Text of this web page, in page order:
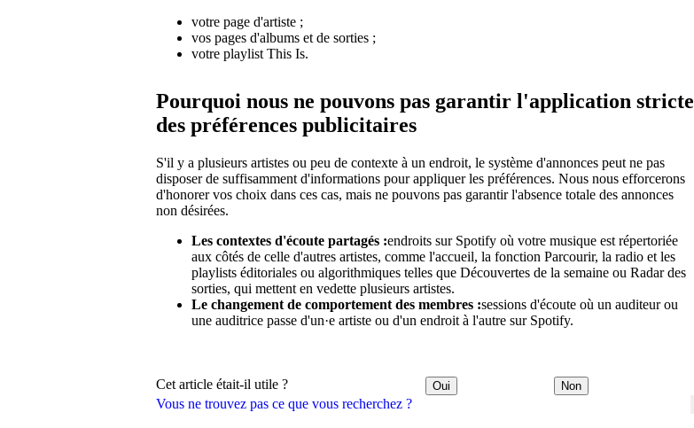
Vous ne trouvez pas ce que vous recherchez ?
votre page d'artiste ;
vos pages d'albums et de sorties ;
votre playlist This Is.
Pourquoi nous ne pouvons pas garantir l'application stricte
des préférences publicitaires
S'il y a plusieurs artistes ou peu de contexte à un endroit, le système d'annonces peut ne pas
disposer de suffisamment d'informations pour appliquer les préférences. Nous nous efforcerons
d'honorer vos choix dans ces cas, mais ne pouvons pas garantir l'absence totale des annonces
non désirées.
Les contextes d'écoute partagés :endroits sur Spotify où votre musique est répertoriée
aux côtés de celle d'autres artistes, comme l'accueil, la fonction Parcourir, la radio et les
playlists éditoriales ou algorithmiques telles que Découvertes de la semaine ou Radar des
sorties, qui mettent en vedette plusieurs artistes.
Le changement de comportement des membres :sessions d'écoute où un auditeur ou
une auditrice passe d'un·e artiste ou d'un endroit à l'autre sur Spotify.
Cet article était-il utile ? Oui Non